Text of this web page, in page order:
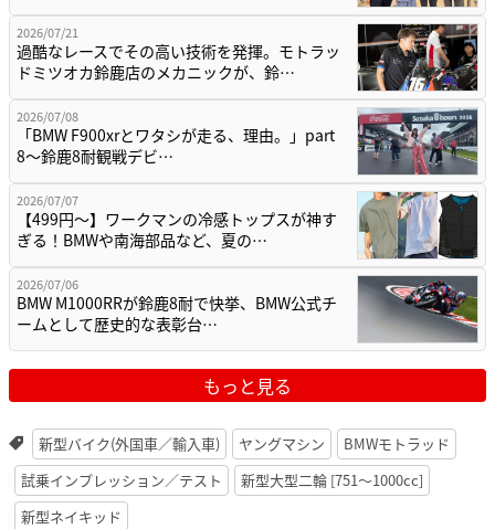
2026/07/21
過酷なレースでその高い技術を発揮。モトラッ
ドミツオカ鈴鹿店のメカニックが、鈴…
2026/07/08
「BMW F900xrとワタシが走る、理由。」part
8〜鈴鹿8耐観戦デビ…
2026/07/07
【499円〜】ワークマンの冷感トップスが神す
ぎる！BMWや南海部品など、夏の…
2026/07/06
BMW M1000RRが鈴鹿8耐で快挙、BMW公式チ
ームとして歴史的な表彰台…
もっと見る
新型バイク(外国車／輸入車) ヤングマシン
BMWモトラッド
試乗インプレッション／テスト
新型大型二輪 [751〜1000cc]
新型ネイキッド